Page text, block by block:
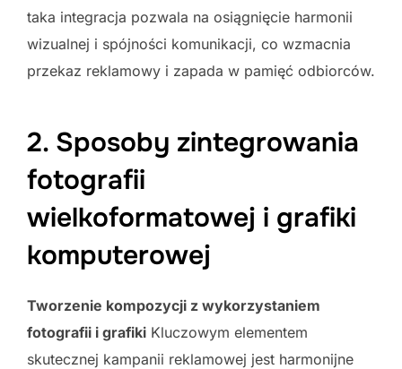
taka integracja pozwala na osiągnięcie harmonii
wizualnej i spójności komunikacji, co wzmacnia
przekaz reklamowy i zapada w pamięć odbiorców.
2. Sposoby zintegrowania
fotografii
wielkoformatowej i grafiki
komputerowej
Tworzenie kompozycji z wykorzystaniem
fotografii i grafiki Kluczowym elementem
skutecznej kampanii reklamowej jest harmonijne